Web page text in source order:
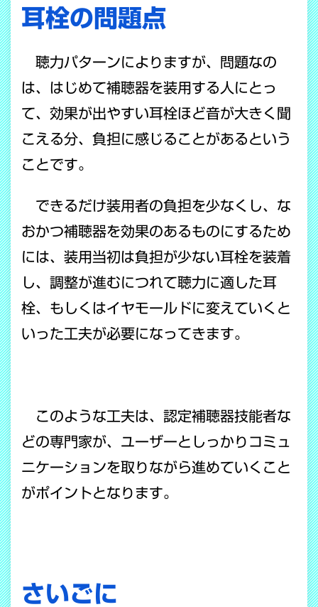
耳栓の問題点
聴力パターンによりますが、問題なの
は、はじめて補聴器を装用する人にとっ
て、効果が出やすい耳栓ほど音が大きく聞
こえる分、負担に感じることがあるという
ことです。
できるだけ装用者の負担を少なくし、な
おかつ補聴器を効果のあるものにするため
には、装用当初は負担が少ない耳栓を装着
し、調整が進むにつれて聴力に適した耳
栓、もしくはイヤモールドに変えていくと
いった工夫が必要になってきます。
このような工夫は、認定補聴器技能者な
どの専門家が、ユーザーとしっかりコミュ
ニケーションを取りながら進めていくこと
がポイントとなります。
さいごに